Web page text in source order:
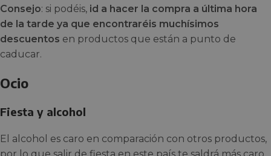
Consejo: si podéis, id a hacer la compra a última hora
de la tarde ya que encontraréis muchísimos
descuentos en productos que están a punto de
caducar.
Ocio
Fiesta y alcohol
El alcohol es caro en comparación con otros productos,